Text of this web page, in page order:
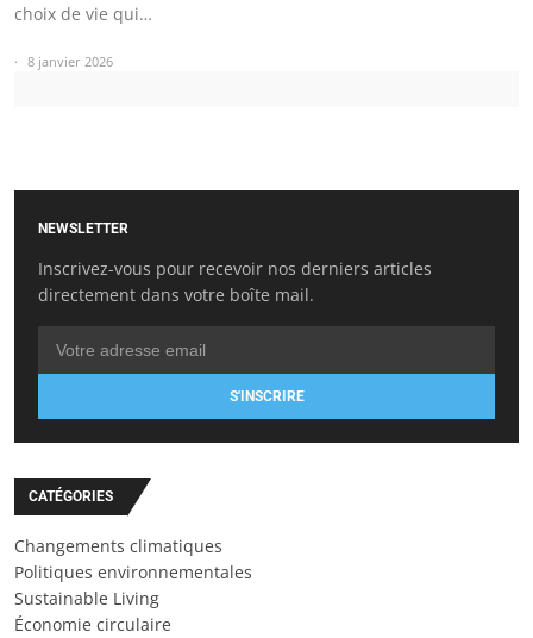
choix de vie qui…
8 janvier 2026
NEWSLETTER
Inscrivez-vous pour recevoir nos derniers articles
directement dans votre boîte mail.
S'INSCRIRE
CATÉGORIES
Changements climatiques
Politiques environnementales
Sustainable Living
Économie circulaire